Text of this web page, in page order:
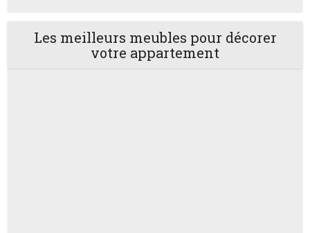
Les meilleurs meubles pour décorer
votre appartement